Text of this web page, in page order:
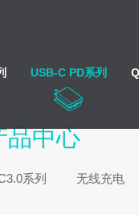
USB-C PD系列
品中心
系列 无线充电